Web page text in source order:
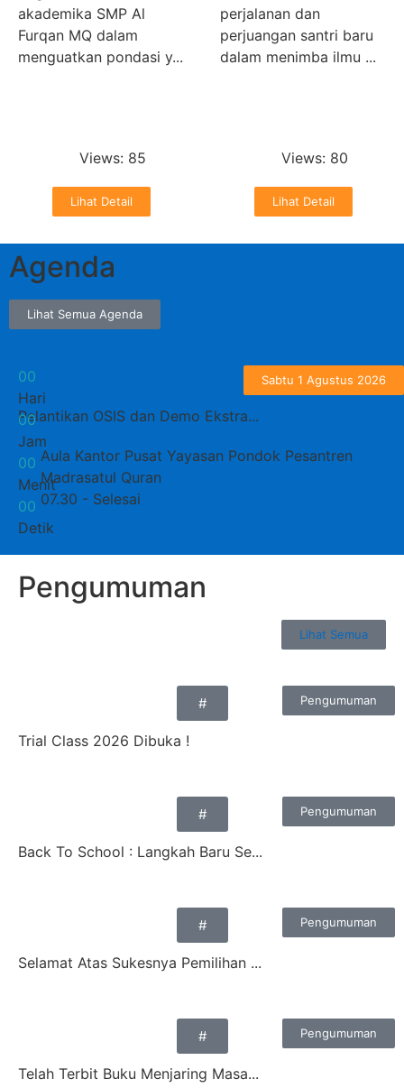
akademika SMP Al
Furqan MQ dalam
menguatkan pondasi y...
Views: 85
Lihat Detail
perjalanan dan
perjuangan santri baru
dalam menimba ilmu ...
Views: 80
Lihat Detail
Agenda
Lihat Semua Agenda
Sabtu 1 Agustus 2026
Pelantikan OSIS dan Demo Ekstra...
Aula Kantor Pusat Yayasan Pondok Pesantren
Madrasatul Quran
07.30 - Selesai
00
Hari
00
Jam
00
Menit
00
Detik
Pengumuman
Lihat Semua
Pengumuman
#
Trial Class 2026 Dibuka !
Pengumuman
#
Back To School : Langkah Baru Se...
Pengumuman
#
Selamat Atas Sukesnya Pemilihan ...
Pengumuman
#
Telah Terbit Buku Menjaring Masa...